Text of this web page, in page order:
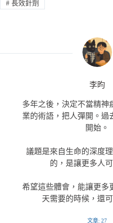
#長效針劑
李昀
多年之後，決定不當精神
業的術語，把人彈開。過
開始。
議題是來自生命的深度
的，是讓更多人
希望這些體會，能讓更多
天需要的時候，還
文章: 27